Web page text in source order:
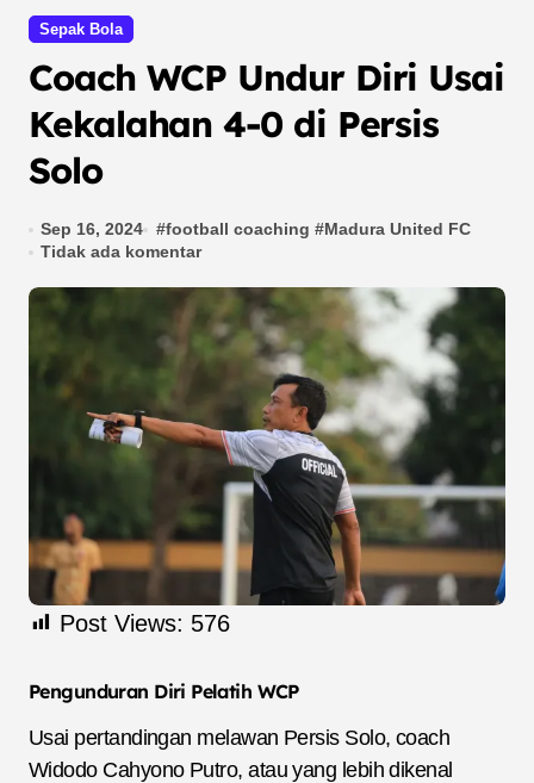
Sepak Bola
Coach WCP Undur Diri Usai
Kekalahan 4-0 di Persis
Solo
Sep 16, 2024 #football coaching #Madura United FC
Tidak ada komentar
Post Views: 576
Pengunduran Diri Pelatih WCP
Usai pertandingan melawan Persis Solo, coach
Widodo Cahyono Putro, atau yang lebih dikenal